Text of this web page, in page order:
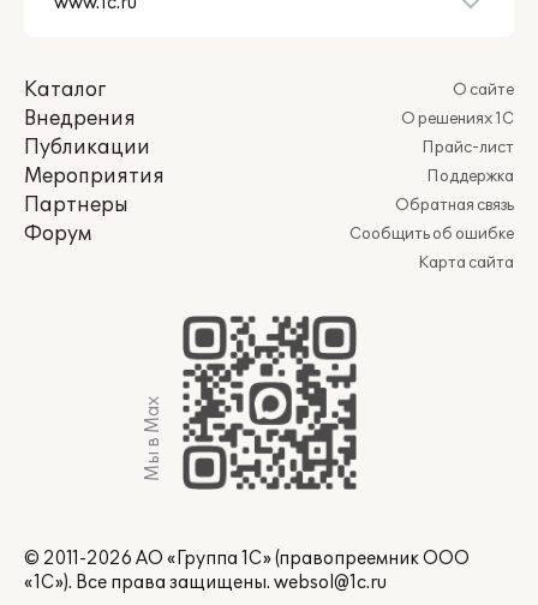
Каталог
Внедрения
Публикации
Мероприятия
Партнеры
Форум
О сайте
О решениях 1С
Прайс-лист
Поддержка
Обратная связь
Сообщить об ошибке
Карта сайта
Мы в Max
© 2011-2026 АО «Группа 1С» (правопреемник ООО
«1С»). Все права защищены. websol@1c.ru